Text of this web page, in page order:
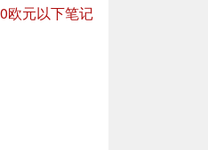
欧元以下笔记